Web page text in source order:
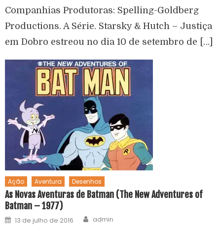
Companhias Produtoras: Spelling-Goldberg
Productions. A Série. Starsky & Hutch – Justiça
em Dobro estreou no dia 10 de setembro de […]
Ação Aventura Desenhos
As Novas Aventuras de Batman (The New Adventures of
Batman – 1977)
13 de julho de 2016 admin